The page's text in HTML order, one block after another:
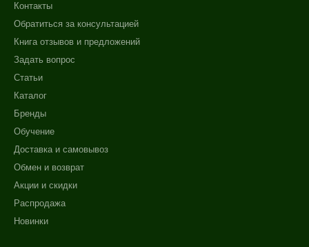
Контакты
Обратиться за консультацией
Книга отзывов и предложений
Задать вопрос
Статьи
Каталог
Бренды
Обучение
Доставка и самовывоз
Обмен и возврат
Акции и скидки
Распродажа
Новинки